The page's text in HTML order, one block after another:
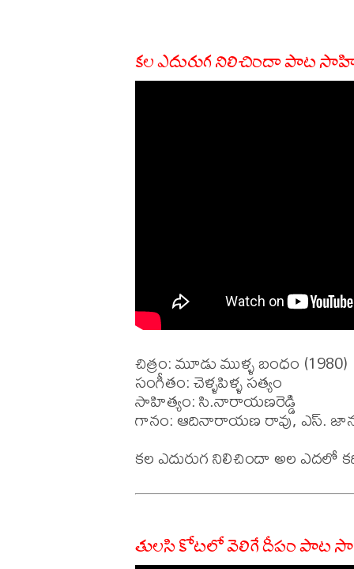
కల ఎదురుగ నిలిచిందా పాట
చిత్రం: మూడు ముళ్ళ బంధం (1980)
సంగీతం: చెళ్ళపిళ్ళ సత్యం
సాహిత్యం: సి.నారాయణరెడ్డి
గానం: ఆదినారాయణ రావు, ఎస్.
తులసి కోటలో వెలిగే దీపం పాట